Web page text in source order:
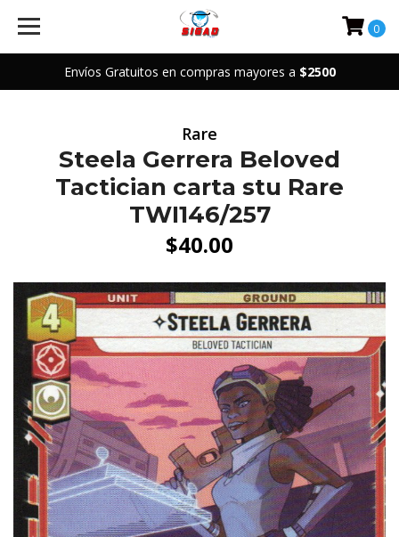
Envíos Gratuitos en compras mayores a $2500
0
Rare
Steela Gerrera Beloved
Tactician carta stu Rare
TWI146/257
$40.00